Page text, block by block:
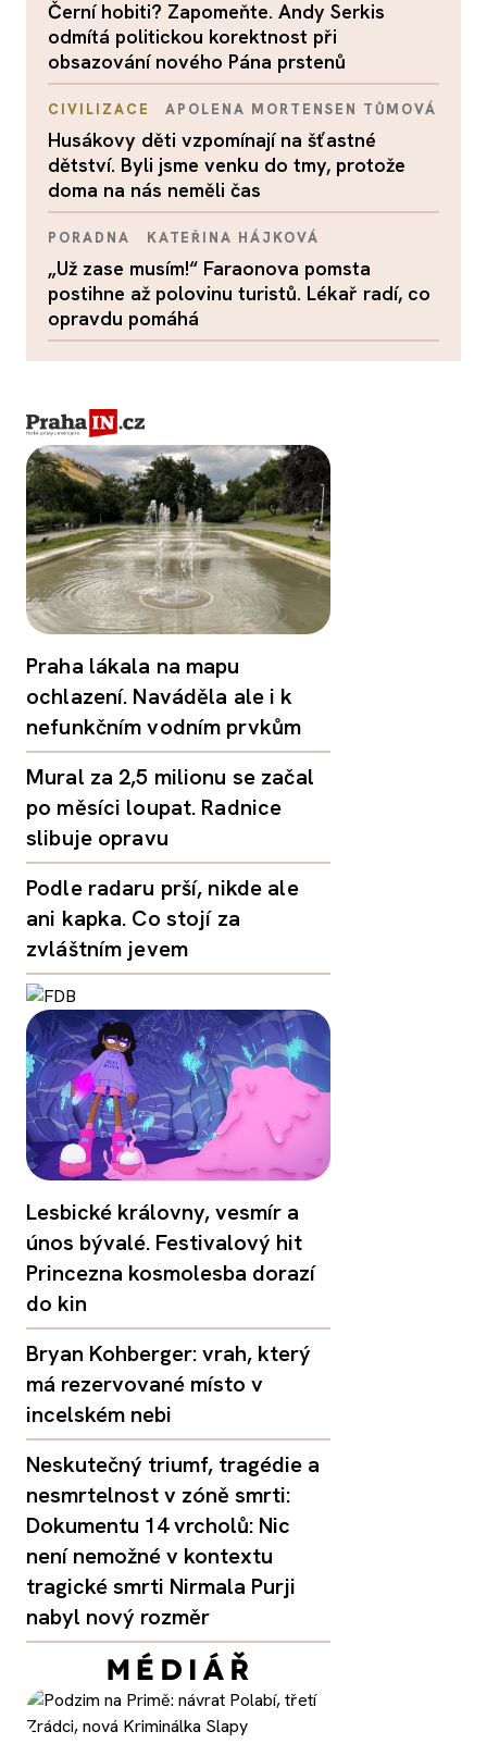
Černí hobiti? Zapomeňte. Andy Serkis
odmítá politickou korektnost při
obsazování nového Pána prstenů
CIVILIZACE APOLENA MORTENSEN TŮMOVÁ
Husákovy děti vzpomínají na šťastné
dětství. Byli jsme venku do tmy, protože
doma na nás neměli čas
PORADNA KATEŘINA HÁJKOVÁ
„Už zase musím!“ Faraonova pomsta
postihne až polovinu turistů. Lékař radí, co
opravdu pomáhá
Praha lákala na mapu
ochlazení. Naváděla ale i k
nefunkčním vodním prvkům
Mural za 2,5 milionu se začal
po měsíci loupat. Radnice
slibuje opravu
Podle radaru prší, nikde ale
ani kapka. Co stojí za
zvláštním jevem
Lesbické královny, vesmír a
únos bývalé. Festivalový hit
Princezna kosmolesba dorazí
do kin
Bryan Kohberger: vrah, který
má rezervované místo v
incelském nebi
Neskutečný triumf, tragédie a
nesmrtelnost v zóně smrti:
Dokumentu 14 vrcholů: Nic
není nemožné v kontextu
tragické smrti Nirmala Purji
nabyl nový rozměr